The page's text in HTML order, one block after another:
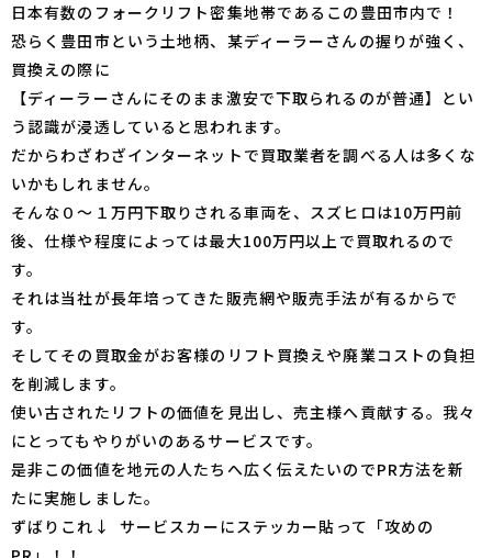
日本有数のフォークリフト密集地帯であるこの豊田市内で！
恐らく豊田市という土地柄、某ディーラーさんの握りが強く、
買換えの際に
【ディーラーさんにそのまま激安で下取られるのが普通】とい
う認識が浸透していると思われます。
だからわざわざインターネットで買取業者を調べる人は多くな
いかもしれません。
そんな０～１万円下取りされる車両を、スズヒロは10万円前
後、仕様や程度によっては最大100万円以上で買取れるので
す。
それは当社が長年培ってきた販売網や販売手法が有るからで
す。
そしてその買取金がお客様のリフト買換えや廃業コストの負担
を削減します。
使い古されたリフトの価値を見出し、売主様へ貢献する。我々
にとってもやりがいのあるサービスです。
是非この価値を地元の人たちへ広く伝えたいのでPR方法を新
たに実施しました。
ずばりこれ↓ サービスカーにステッカー貼って「攻めの